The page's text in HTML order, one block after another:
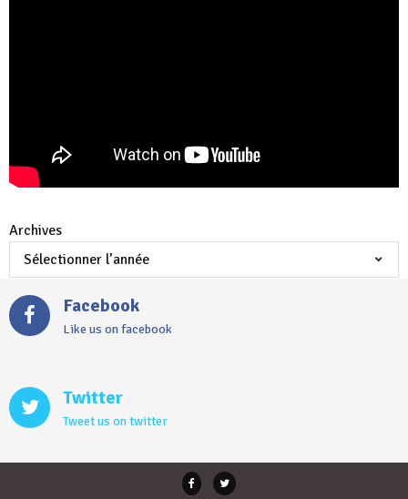
Archives
Facebook
Like us on facebook
Twitter
Tweet us on twitter